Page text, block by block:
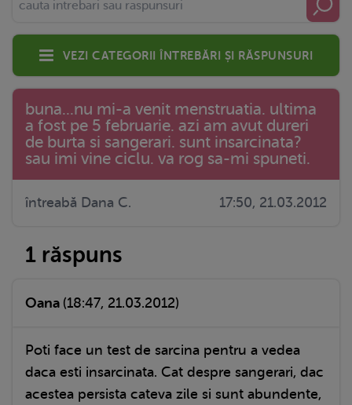
Vezi categorii întrebări și răspunsuri
buna...nu mi-a venit menstruatia. ultima
a fost pe 5 februarie. azi am avut dureri
de burta si sangerari. sunt insarcinata?
sau imi vine ciclu. va rog sa-mi spuneti.
întreabă Dana C. 17:50, 21.03.2012
1 răspuns
Oana (18:47, 21.03.2012)
Poti face un test de sarcina pentru a vedea
daca esti insarcinata. Cat despre sangerari, dac
acestea persista cateva zile si sunt abundente,